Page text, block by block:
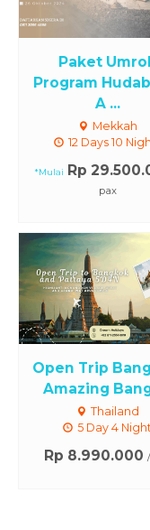
Paket
Program
A ...
Mekkah
12 Days 10
*Mulai Rp
pax
Open Trip
Amazing
Thailand
5 Day 4
Rp 8.990.000